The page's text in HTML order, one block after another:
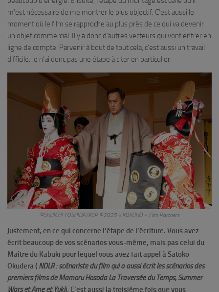
m’est nécessaire de me montrer le plus objectif. C’est aussi le
moment où le film se rapproche au plus près de ce qui va devenir
un objet commercial. Il y a donc d’autres vecteurs qui vont entrer en
ligne de compte. Parvenir à bout de tout cela, c’est aussi un travail
difficile. Je n’ai donc pas une étape à citer en particulier.
©SHUICHI YOSHIDA/ASP ©2025 « KOKUHO » Film Partners
Justement, en ce qui concerne l’étape de l’écriture. Vous avez
écrit beaucoup de vos scénarios vous-même, mais pas celui du
Maître du Kabuki pour lequel vous avez fait appel à Satoko
Okudera ( NDLR : scénariste du film qui a aussi écrit les scénarios des
premiers films de Mamoru Hosoda La Traversée du Temps, Summer
Wars et Ame et Yuki). C’est aussi la troisième fois que vous